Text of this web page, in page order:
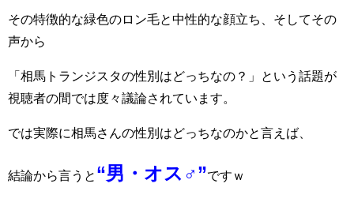
その特徴的な緑色のロン毛と中性的な顔立ち、そしてその
声から
「相馬トランジスタの性別はどっちなの？」という話題が
視聴者の間では度々議論されています。
では実際に相馬さんの性別はどっちなのかと言えば、
結論から言うと “男・オス♂”ですｗ